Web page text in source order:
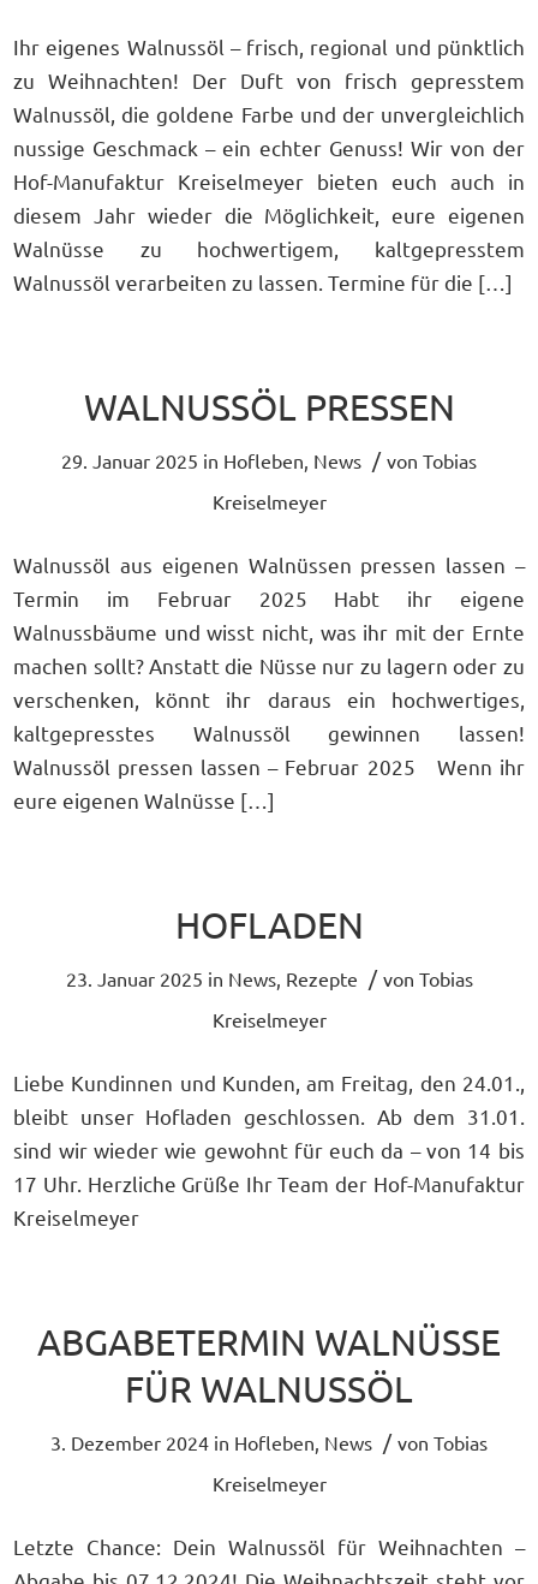
Ihr eigenes Walnussöl – frisch, regional und pünktlich
zu Weihnachten! Der Duft von frisch gepresstem
Walnussöl, die goldene Farbe und der unvergleichlich
nussige Geschmack – ein echter Genuss! Wir von der
Hof-Manufaktur Kreiselmeyer bieten euch auch in
diesem Jahr wieder die Möglichkeit, eure eigenen
Walnüsse zu hochwertigem, kaltgepresstem
Walnussöl verarbeiten zu lassen. Termine für die […]
WALNUSSÖL PRESSEN
29. Januar 2025 in Hofleben News / von Tobias
Kreiselmeyer
Walnussöl aus eigenen Walnüssen pressen lassen –
Termin im Februar 2025 Habt ihr eigene
Walnussbäume und wisst nicht, was ihr mit der Ernte
machen sollt? Anstatt die Nüsse nur zu lagern oder zu
verschenken, könnt ihr daraus ein hochwertiges,
kaltgepresstes Walnussöl gewinnen lassen!
Walnussöl pressen lassen – Februar 2025 Wenn ihr
eure eigenen Walnüsse […]
HOFLADEN
23. Januar 2025 in News, Rezepte / von Tobias
Kreiselmeyer
Liebe Kundinnen und Kunden, am Freitag, den 24.01.,
bleibt unser Hofladen geschlossen. Ab dem 31.01.
sind wir wieder wie gewohnt für euch da – von 14 bis
17 Uhr. Herzliche Grüße Ihr Team der Hof-Manufaktur
Kreiselmeyer
ABGABETERMIN WALNÜSSE
FÜR WALNUSSÖL
3. Dezember 2024 in Hofleben News / von Tobias
Kreiselmeyer
Letzte Chance: Dein Walnussöl für Weihnachten –